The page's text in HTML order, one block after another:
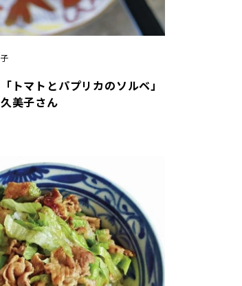
トマトとパプリカのソルベ」
美子さん